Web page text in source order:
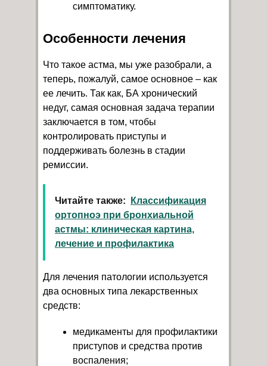
симптоматику.
Особенности лечения
Что такое астма, мы уже разобрали, а
теперь, пожалуй, самое основное – как
ее лечить. Так как, БА хронический
недуг, самая основная задача терапии
заключается в том, чтобы
контролировать приступы и
поддерживать болезнь в стадии
ремиссии.
Читайте также:
Классификация
ортопноэ при бронхиальной
астмы: клиническая картина,
лечение и профилактика
Для лечения патологии используется
два основных типа лекарственных
средств:
медикаменты для профилактики
приступов и средства против
воспаления;